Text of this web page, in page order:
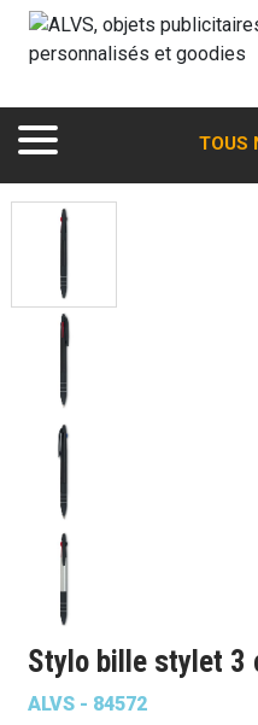
TOUS
Stylo bille stylet 3
ALVS - 84572